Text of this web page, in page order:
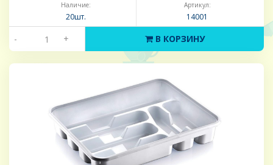
Наличие:
20шт.
Артикул:
14001
- + В КОРЗИНУ